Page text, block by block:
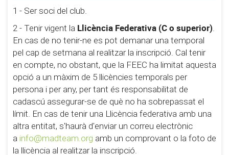
1 - Ser soci del club.
2 - Tenir vigent la Llicència Federativa (C o superior).
En cas de no tenir-ne es pot demanar una temporal
pel cap de setmana al realitzar la inscripció. Cal tenir
en compte, no obstant, que la FEEC ha limitat aquesta
opció a un màxim de 5 llicències temporals per
persona i per any, per tant és responsabilitat de
cadascú assegurar-se de què no ha sobrepassat el
límit. En cas de tenir una Llicència federativa amb una
altra entitat, s'haurà d'enviar un correu electrònic
a info@madteam.org amb un comprovant o la foto de
la llicència al realitzar la inscripció.